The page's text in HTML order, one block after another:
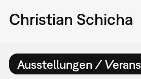
Christian Schicha
Ausstellungen /